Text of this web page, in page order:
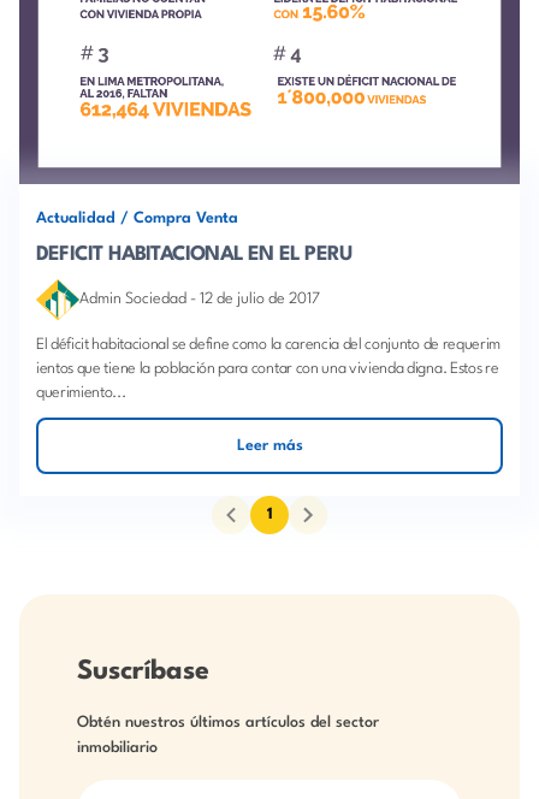
Actualidad / Compra Venta
DEFICIT HABITACIONAL EN EL PERU
Admin Sociedad - 12 de julio de 2017
El déficit habitacional se define como la carencia del conjunto de requerim
ientos que tiene la población para contar con una vivienda digna. Estos re
querimiento...
Leer más
1
Suscríbase
Obtén nuestros últimos artículos del sector
inmobiliario